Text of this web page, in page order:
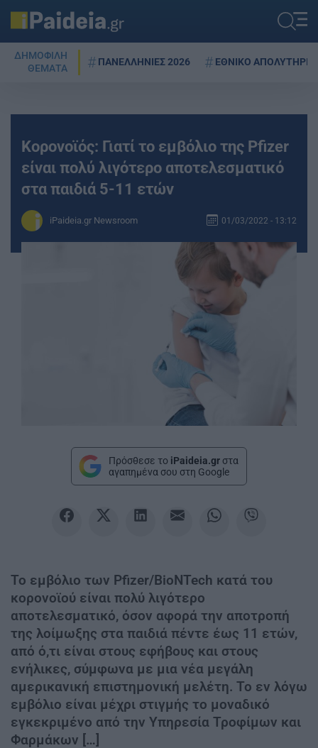
ΔΗΜΟΦΙΛΗ
ΘΕΜΑΤΑ
ΠΑΝΕΛΛΗΝΙΕΣ 2026 ΕΘΝΙΚΟ ΑΠΟΛΥΤΗΡΙΟ
Κορoνοϊός: Γιατί το εμβόλιο της Pfizer
είναι πολύ λιγότερο αποτελεσματικό
στα παιδιά 5-11 ετών
iPaideia.gr Newsroom 01/03/2022 - 13:12
Πρόσθεσε το iPaideia.gr στα
αγαπημένα σου στη Google
Το εμβόλιο των Pfizer/BioNTech κατά του
κορονοϊού είναι πολύ λιγότερο
αποτελεσματικό, όσον αφορά την αποτροπή
της λοίμωξης στα παιδιά πέντε έως 11 ετών,
από ό,τι είναι στους εφήβους και στους
ενήλικες, σύμφωνα με μια νέα μεγάλη
αμερικανική επιστημονική μελέτη. Το εν λόγω
εμβόλιο είναι μέχρι στιγμής το μοναδικό
εγκεκριμένο από την Υπηρεσία Τροφίμων και
Φαρμάκων […]